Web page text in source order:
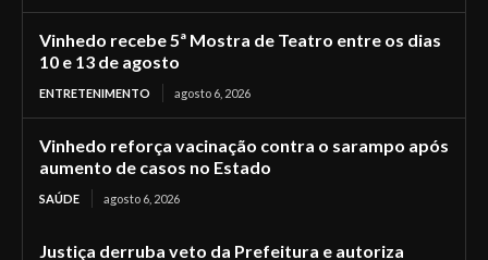
Vinhedo recebe 5ª Mostra de Teatro entre os dias
10 e 13 de agosto
ENTRETENIMENTO agosto 6, 2026
Vinhedo reforça vacinação contra o sarampo após
aumento de casos no Estado
SAÚDE agosto 6, 2026
Justiça derruba veto da Prefeitura e autoriza